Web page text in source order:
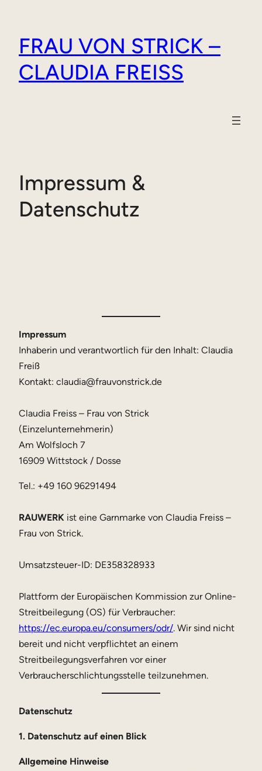
springen
FRAU VON STRICK –
CLAUDIA FREISS
Impressum &
Datenschutz
Impressum
Inhaberin und verantwortlich für den Inhalt: Claudia
Freiß
Kontakt: claudia@frauvonstrick.de
Claudia Freiss – Frau von Strick
(Einzelunternehmerin)
Am Wolfsloch 7
16909 Wittstock / Dosse
Tel.: +49 160 96291494
RAUWERK ist eine Garnmarke von Claudia Freiss –
Frau von Strick.
Umsatzsteuer-ID: DE358328933
Plattform der Europäischen Kommission zur Online-
Streitbeilegung (OS) für Verbraucher:
https://ec.europa.eu/consumers/odr/. Wir sind nicht
bereit und nicht verpflichtet an einem
Streitbeilegungsverfahren vor einer
Verbraucherschlichtungsstelle teilzunehmen.
Datenschutz
1. Datenschutz auf einen Blick
Allgemeine Hinweise